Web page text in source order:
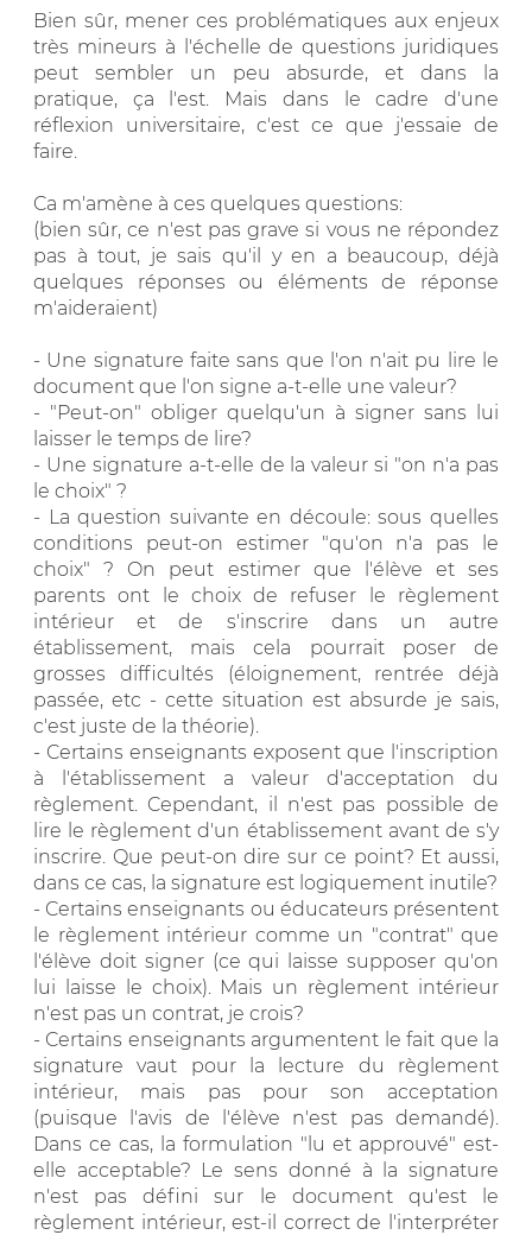
Bien sûr, mener ces problématiques aux enjeux
très mineurs à l'échelle de questions juridiques
peut sembler un peu absurde, et dans la
pratique, ça l'est. Mais dans le cadre d'une
réflexion universitaire, c'est ce que j'essaie de
faire.
Ca m'amène à ces quelques questions:
(bien sûr, ce n'est pas grave si vous ne répondez
pas à tout, je sais qu'il y en a beaucoup, déjà
quelques réponses ou éléments de réponse
m'aideraient)
- Une signature faite sans que l'on n'ait pu lire le
document que l'on signe a-t-elle une valeur?
- "Peut-on" obliger quelqu'un à signer sans lui
laisser le temps de lire?
- Une signature a-t-elle de la valeur si "on n'a pas
le choix" ?
- La question suivante en découle: sous quelles
conditions peut-on estimer "qu'on n'a pas le
choix" ? On peut estimer que l'élève et ses
parents ont le choix de refuser le règlement
intérieur et de s'inscrire dans un autre
établissement, mais cela pourrait poser de
grosses difficultés (éloignement, rentrée déjà
passée, etc - cette situation est absurde je sais,
c'est juste de la théorie).
- Certains enseignants exposent que l'inscription
à l'établissement a valeur d'acceptation du
règlement. Cependant, il n'est pas possible de
lire le règlement d'un établissement avant de s'y
inscrire. Que peut-on dire sur ce point? Et aussi,
dans ce cas, la signature est logiquement inutile?
- Certains enseignants ou éducateurs présentent
le règlement intérieur comme un "contrat" que
l'élève doit signer (ce qui laisse supposer qu'on
lui laisse le choix). Mais un règlement intérieur
n'est pas un contrat, je crois?
- Certains enseignants argumentent le fait que la
signature vaut pour la lecture du règlement
intérieur, mais pas pour son acceptation
(puisque l'avis de l'élève n'est pas demandé).
Dans ce cas, la formulation "lu et approuvé" est-
elle acceptable? Le sens donné à la signature
n'est pas défini sur le document qu'est le
règlement intérieur, est-il correct de l'interpréter